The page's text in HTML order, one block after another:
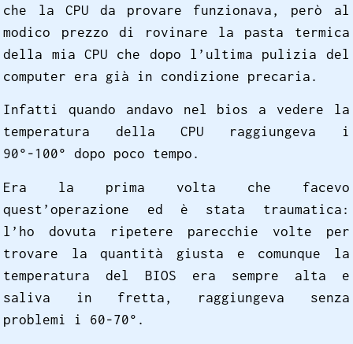
che la CPU da provare funzionava, però al
modico prezzo di rovinare la pasta termica
della mia CPU che dopo l’ultima pulizia del
computer era già in condizione precaria.
Infatti quando andavo nel bios a vedere la
temperatura della CPU raggiungeva i
90°-100° dopo poco tempo.
Era la prima volta che facevo
quest’operazione ed è stata traumatica:
l’ho dovuta ripetere parecchie volte per
trovare la quantità giusta e comunque la
temperatura del BIOS era sempre alta e
saliva in fretta, raggiungeva senza
problemi i 60-70°.